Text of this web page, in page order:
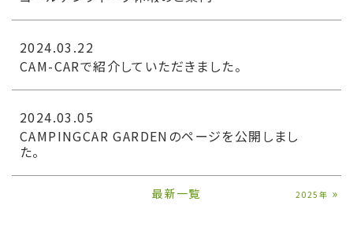
2024.03.22
CAM-CARで紹介していただきました。
2024.03.05
CAMPINGCAR GARDENのページを公開しまし
た。
最新一覧 2025年 »